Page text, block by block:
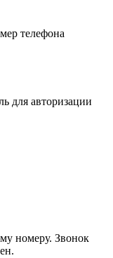
телефона
для авторизации
номеру. Звонок